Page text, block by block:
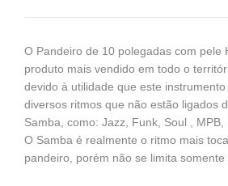
O Pandeiro de 10 polegadas com pele
produto mais vendido em todo o
devido à utilidade que este
diversos ritmos que não estão ligados
Samba, como: Jazz, Funk, Soul , MPB,
O Samba é realmente o ritmo mais
pandeiro, porém não se limita somente